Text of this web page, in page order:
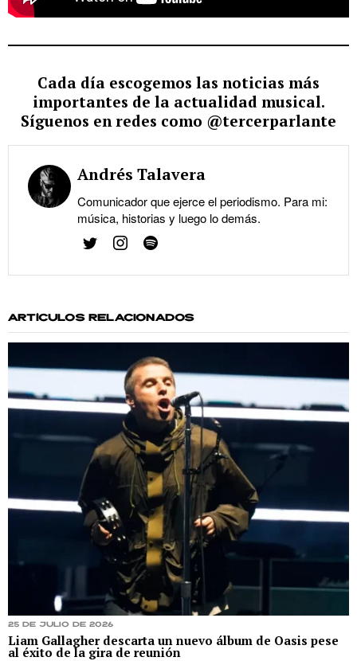
Cada día escogemos las noticias más
importantes de la actualidad musical.
Síguenos en redes como @tercerparlante
Andrés Talavera
Comunicador que ejerce el periodismo. Para mi:
música, historias y luego lo demás.
ARTÍCULOS RELACIONADOS
25 de julio de 2026
Liam Gallagher descarta un nuevo álbum de Oasis pese
al éxito de la gira de reunión